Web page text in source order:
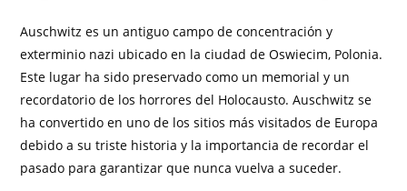
Auschwitz es un antiguo campo de concentración y
exterminio nazi ubicado en la ciudad de Oswiecim, Polonia.
Este lugar ha sido preservado como un memorial y un
recordatorio de los horrores del Holocausto. Auschwitz se
ha convertido en uno de los sitios más visitados de Europa
debido a su triste historia y la importancia de recordar el
pasado para garantizar que nunca vuelva a suceder.